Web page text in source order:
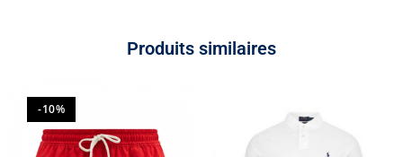
Produits similaires
-10%